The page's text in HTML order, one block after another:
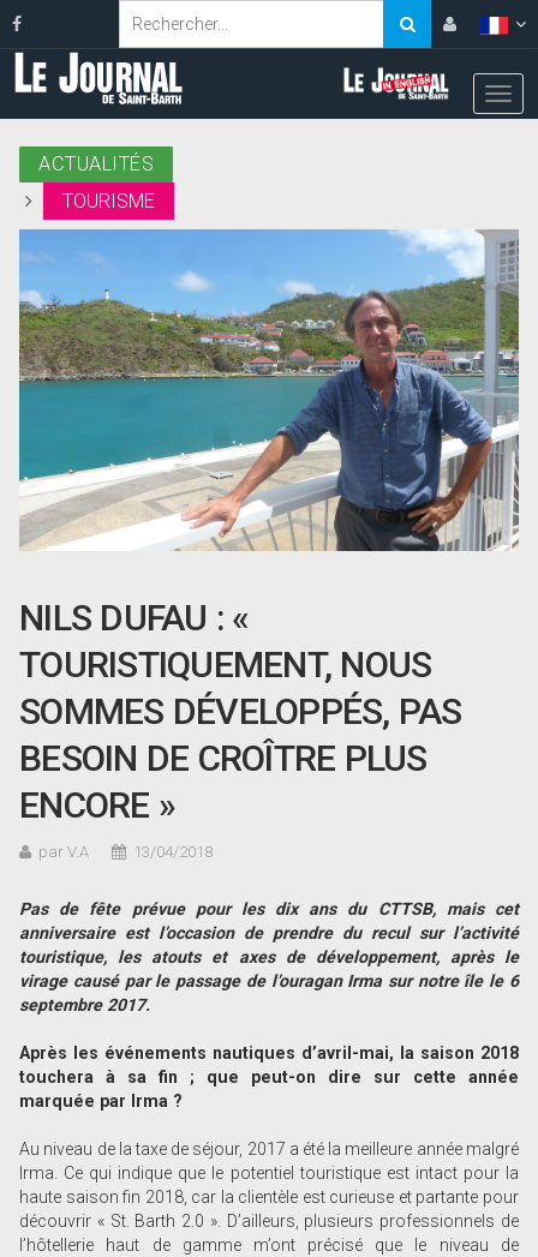
ACTUALITÉS
TOURISME
NILS DUFAU : «
TOURISTIQUEMENT, NOUS
SOMMES DÉVELOPPÉS, PAS
BESOIN DE CROÎTRE PLUS
ENCORE »
par V.A 13/04/2018
Pas de fête prévue pour les dix ans du CTTSB, mais cet
anniversaire est l’occasion de prendre du recul sur l’activité
touristique, les atouts et axes de développement, après le
virage causé par le passage de l’ouragan Irma sur notre île le 6
septembre 2017.
Après les événements nautiques d’avril-mai, la saison 2018
touchera à sa fin ; que peut-on dire sur cette année
marquée par Irma ?
Au niveau de la taxe de séjour, 2017 a été la meilleure année malgré
Irma. Ce qui indique que le potentiel touristique est intact pour la
haute saison fin 2018, car la clientèle est curieuse et partante pour
découvrir « St. Barth 2.0 ». D’ailleurs, plusieurs professionnels de
l’hôtellerie haut de gamme m’ont précisé que le niveau de